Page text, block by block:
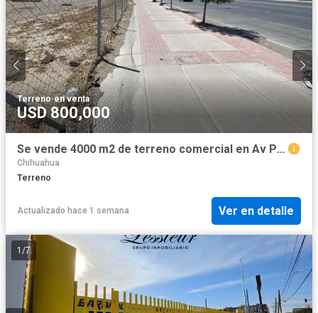
Terreno·en venta
USD 800,000
Se vende 4000 m2 de terreno comercial en Av Prolongacion Gomez Morin
Chihuahua
Terreno
Actualizado hace 1 semana Ver en detalle
1 /7